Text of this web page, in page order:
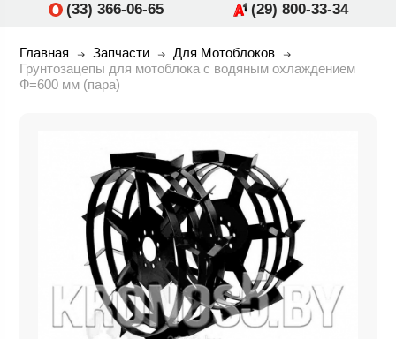
(33) 366-06-65 (29) 800-33-34
Главная Запчасти
Для Мотоблоков
Грунтозацепы для мотоблока с водяным охлаждением
Ф=600 мм (пара)